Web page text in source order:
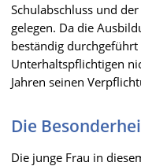
Schulabschluss und
gelegen. Da die
beständig
Unterhaltspflichtigen
Jahren seinen
Die
Die junge Frau in